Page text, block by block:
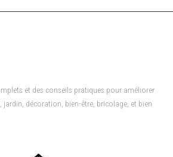
et des conseils pratiques pour améliorer
décoration, bien-être, bricolage, et bien